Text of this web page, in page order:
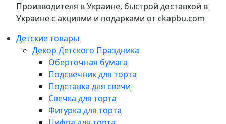
Производителя в Украине, быстрой доставкой в
Украине с акциями и подарками от ckapbu.com
Детские товары
Декор Детского Праздника
Оберточная бумага
Подсвечник для торта
Подставка для свечи
Свечка для торта
Фигурка для торта